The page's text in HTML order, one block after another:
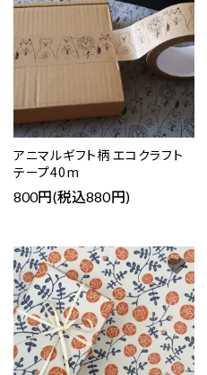
アニマルギフト柄 エコクラフト
テープ40m
800円(税込880円)
favorite